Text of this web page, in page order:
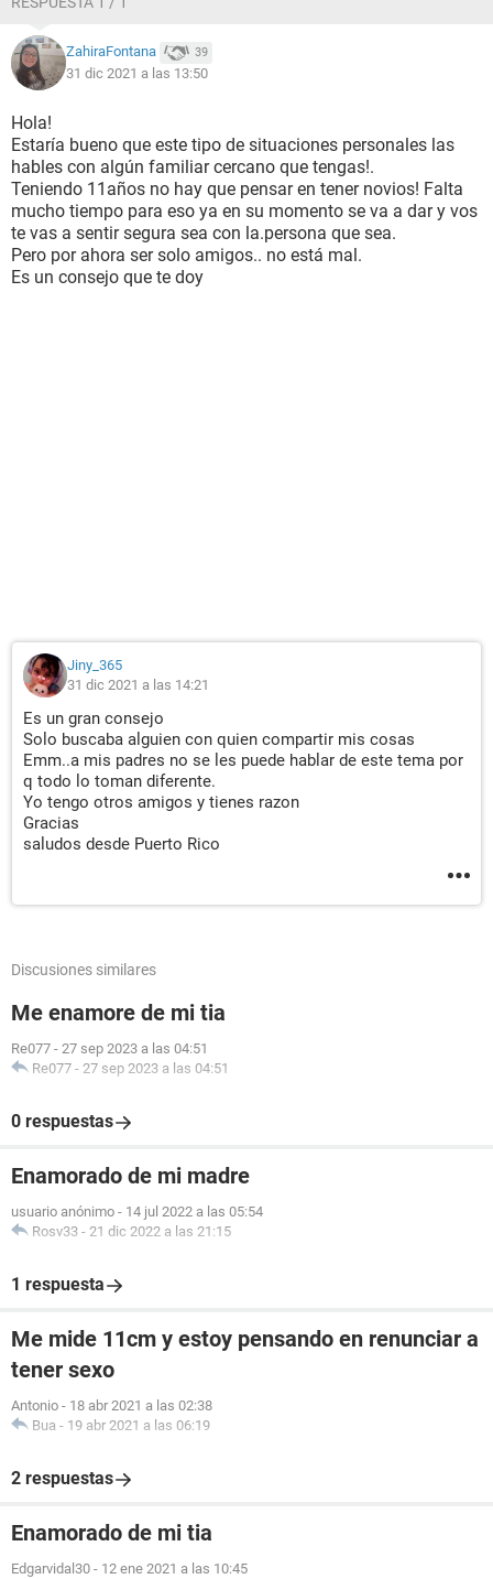
ZahiraFontana 39
31 dic 2021 a las 13:50
Hola!
Estaría bueno que este tipo de situaciones personales las
hables con algún familiar cercano que tengas!.
Teniendo 11años no hay que pensar en tener novios! Falta
mucho tiempo para eso ya en su momento se va a dar y vos
te vas a sentir segura sea con la.persona que sea.
Pero por ahora ser solo amigos.. no está mal.
Es un consejo que te doy
Jiny_365
31 dic 2021 a las 14:21
Es un gran consejo
Solo buscaba alguien con quien compartir mis cosas
Emm..a mis padres no se les puede hablar de este tema por
q todo lo toman diferente.
Yo tengo otros amigos y tienes razon
Gracias
saludos desde Puerto Rico
Discusiones similares
Me enamore de mi tia
Re077 - 27 sep 2023 a las 04:51
Re077 - 27 sep 2023 a las 04:51
0 respuestas
Enamorado de mi madre
usuario anónimo - 14 jul 2022 a las 05:54
Rosv33 - 21 dic 2022 a las 21:15
1 respuesta
Me mide 11cm y estoy pensando en renunciar a
tener sexo
Antonio - 18 abr 2021 a las 02:38
Bua - 19 abr 2021 a las 06:19
2 respuestas
Enamorado de mi tia
Edgarvidal30 - 12 ene 2021 a las 10:45